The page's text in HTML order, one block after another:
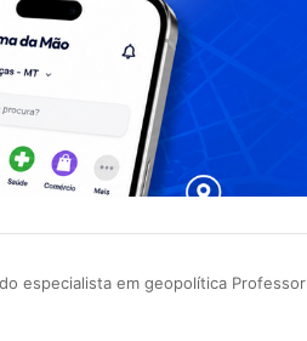
especialista em geopolítica Professor